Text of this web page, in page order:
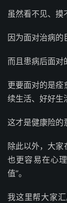
虽然看不见、摸
因为面对治病的
而且患病后面对
更要面对的是痊
续生活、好好生
这才是健康险的
除此以外，大家
也更容易在心
值”。
我这里帮大家